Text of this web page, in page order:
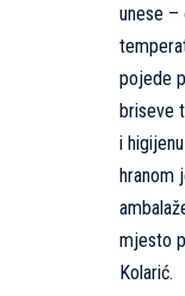
unese –
pojede
briseve
i
hranom
mjesto
Kolarić.